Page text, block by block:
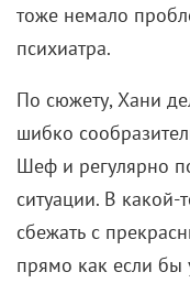
тоже немало
психиатра.
По сюжету, Хани
шибко
Шеф и регулярно
ситуации. В
сбежать с
прямо как если бы